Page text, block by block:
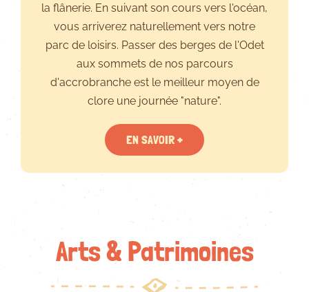
la flânerie. En suivant son cours vers l'océan,
vous arriverez naturellement vers notre
parc de loisirs. Passer des berges de l'Odet
aux sommets de nos parcours
d'accrobranche est le meilleur moyen de
clore une journée "nature".
EN SAVOIR +
Arts & Patrimoines